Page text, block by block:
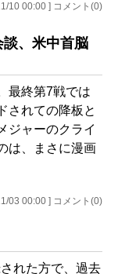
10 00:00 ] コメント(0)
、米中首脳
最終第7戦では
されての降板と
ジャーのクライ
は、まさに漫画
03 00:00 ] コメント(0)
れた方で、過去